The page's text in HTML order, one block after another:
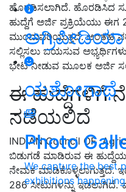
ಅಗ್ರಿಪೀಡಿಯಾ
ಯಶೋಗಾಥೆ
Photo
We capture the best
exhibitions
ಹೊರಡಿಸಲಾಗಿದೆ. ಹೊರಡಿಸಿದ
ಹುದ್ದೆಗೆ ಅರ್ಜಿ ಪ್ರಕ್ರಿಯೆಯು
ಮುಂದುವರಿಯುತ್ತದೆ. ಅಂತಹ
ಸಲ್ಲಿಸಲು ಬಯಸುವ
ಭೇಟಿ ನೀಡುವ ಮೂಲಕ ಅರ್ಜಿ
ಈ ಹುದ್ದೆಗಳಿಗೆ
ನಡೆಯಲಿದೆ
INDIAN Council OF
ಬಿಡುಗಡೆ ಮಾಡಿರುವ ಈ ಹುದ್ದೆಯ
ನೇಮಕ ಮಾಡಿಕೊಳ್ಳಲಾಗುತ್ತದೆ.
286 ಸೀಟುಗಳನ್ನು ಇಡಲಾಗಿದೆ.